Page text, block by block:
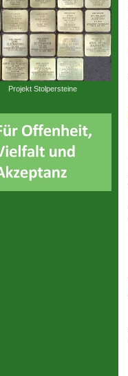
Projekt Stolpersteine